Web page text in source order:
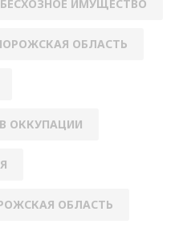
БЕСХОЗНОЕ ИМУЩЕСТВО
ОБЛАСТЬ
ОККУПАЦИИ
ОБЛАСТЬ